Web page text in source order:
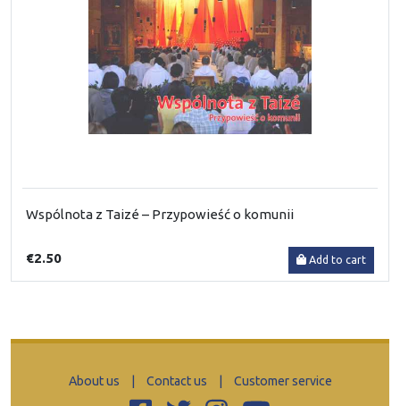
Wspólnota z Taizé – Przypowieść o komunii
€2.50 Add to cart
About us Contact us Customer service